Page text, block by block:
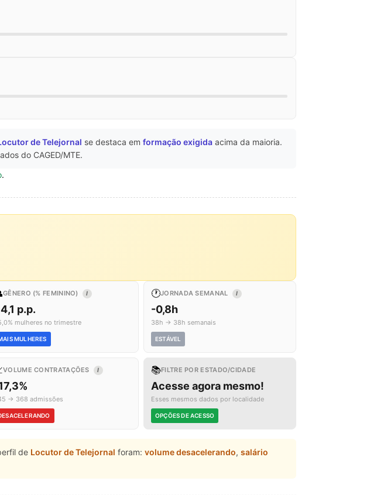
de Telejornal se destaca em formação exigida acima da maioria.
do CAGED/MTE.
.
GÊNERO (% FEMININO) I
p.p.
mulheres no trimestre
MULHERES
🕐JORNADA SEMANAL I
-0,8h
38h → 38h semanais
ESTÁVEL
VOLUME CONTRATAÇÕES I
→ 368 admissões
📚FILTRE POR ESTADO/CIDADE
Acesse agora mesmo!
Esses mesmos dados por localidade
OPÇÕES DE ACESSO
de Locutor de Telejornal foram: volume desacelerando, salário